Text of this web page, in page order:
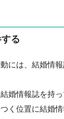
る
には、結婚情
婚情報誌を持
く位置に結婚